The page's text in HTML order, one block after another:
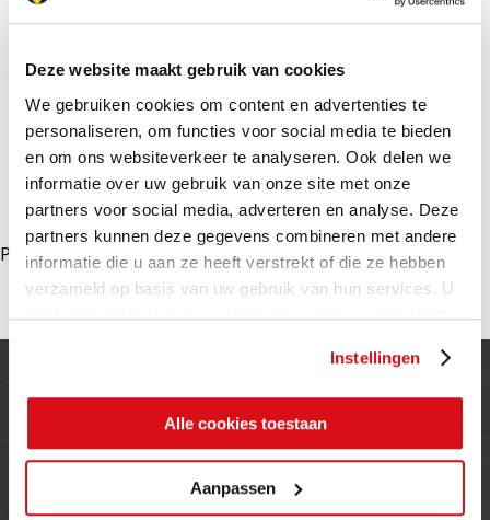
Deze website maakt gebruik van cookies
We gebruiken cookies om content en advertenties te
personaliseren, om functies voor social media te bieden
en om ons websiteverkeer te analyseren. Ook delen we
informatie over uw gebruik van onze site met onze
partners voor social media, adverteren en analyse. Deze
partners kunnen deze gegevens combineren met andere
informatie die u aan ze heeft verstrekt of die ze hebben
verzameld op basis van uw gebruik van hun services. U
gaat akkoord met onze cookies als u onze website blijft
Instellingen
Alle cookies toestaan
Aanpassen
Please activate some Widgets.